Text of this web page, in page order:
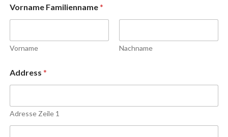
Vorname Familienname*
Vorname Nachname
Address *
Adresse Zeile 1